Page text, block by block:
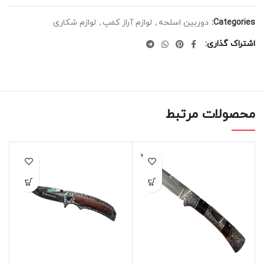
Categories: دوربین اسلحه , لوازم آراز کمپ , لوازم شکاری
اشتراک گذاری
محصولات مرتبط